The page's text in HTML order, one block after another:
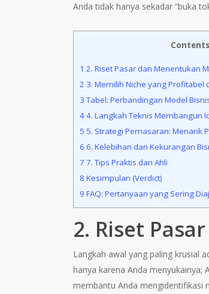
Anda tidak hanya sekadar “buka
Contents
1 2. Riset Pasar dan Menentukan
2 3. Memilih Niche yang Profitabel
3 Tabel: Perbandingan Model
44. Langkah Teknis Membangun
5 5. Strategi Pemasaran: Menarik
6 6. Kelebihan dan Kekurangan
7 7. Tips Praktis dari Ahli
8 Kesimpulan (Verdict)
9 FAQ: Pertanyaan yang Sering
2. Riset
Langkah awal yang paling krusial
hanya karena Anda menyukainya;
membantu Anda mengidentifikasi